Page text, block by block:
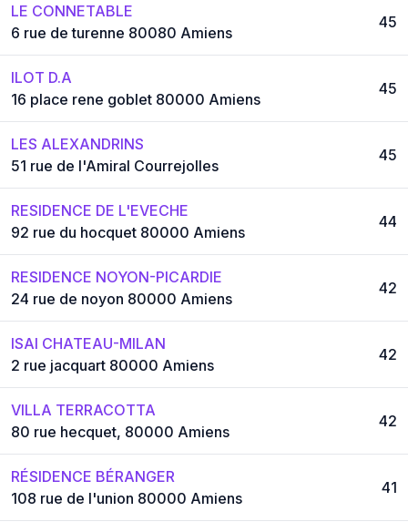
LE CONNETABLE
6 rue de turenne 80080 Amiens
45
ILOT D.A
16 place rene goblet 80000 Amiens
45
LES ALEXANDRINS
51 rue de l'Amiral Courrejolles
45
RESIDENCE DE L'EVECHE
92 rue du hocquet 80000 Amiens
44
RESIDENCE NOYON-PICARDIE
24 rue de noyon 80000 Amiens
42
ISAI CHATEAU-MILAN
2 rue jacquart 80000 Amiens
42
VILLA TERRACOTTA
80 rue hecquet, 80000 Amiens
42
RÉSIDENCE BÉRANGER
108 rue de l'union 80000 Amiens
41